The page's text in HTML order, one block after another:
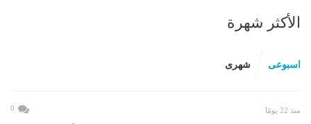
الأكثر شهرة
اسبوعى شهرى
منذ 22 يومًا 0